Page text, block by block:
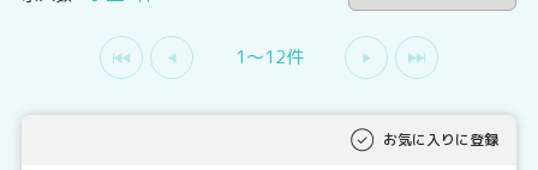
1〜12件
お気に入りに登録